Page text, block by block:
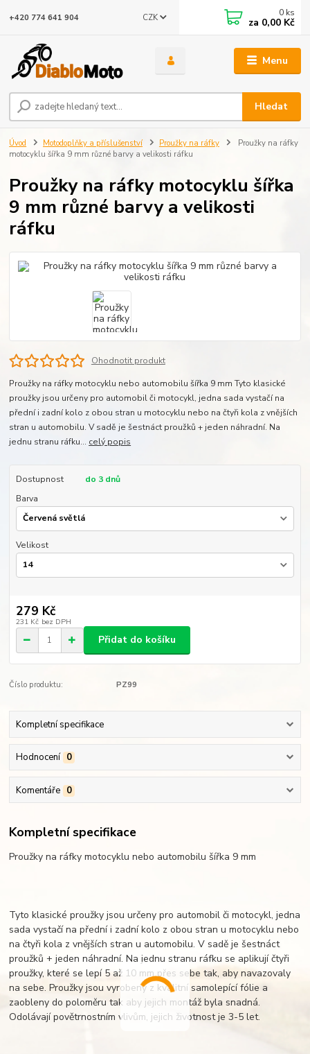
Menu
CZK
Hledat
+420 774 641 904 0 ks
za 0,00 Kč
Úvod Motodoplňky a příslušenství Proužky na ráfky
Proužky na ráfky
motocyklu šířka 9 mm různé barvy a velikosti ráfku
Proužky na ráfky motocyklu šířka
9 mm různé barvy a velikosti
ráfku
Ohodnotit produkt
Proužky na ráfky motocyklu nebo automobilu šířka 9 mm Tyto klasické
proužky jsou určeny pro automobil či motocykl, jedna sada vystačí na
přední i zadní kolo z obou stran u motocyklu nebo na čtyři kola z vnějších
stran u automobilu. V sadě je šestnáct proužků + jeden náhradní. Na
jednu stranu ráfku... celý popis
Dostupnost
do 3 dnů
Barva
Velikost
279 Kč
231 Kč bez DPH
Přidat do košíku
Číslo produktu: PZ99
Kompletní specifikace
Hodnocení 0
Komentáře 0
Kompletní specifikace
Proužky na ráfky motocyklu nebo automobilu šířka 9 mm
Tyto klasické proužky jsou určeny pro automobil či motocykl, jedna
sada vystačí na přední i zadní kolo z obou stran u motocyklu nebo
na čtyři kola z vnějších stran u automobilu. V sadě je šestnáct
proužků + jeden náhradní. Na jednu stranu ráfku se aplikují čtyři
proužky, které se lepí 5 až 10 mm přes sebe tak, aby navazovaly
na sebe. Proužky jsou vyrobeny z kvalitní samolepící fólie a
zaobleny do poloměru tak aby jejich montáž byla snadná.
Odolávají povětrnostním vlivům, jejich životnost je 3-5 let.